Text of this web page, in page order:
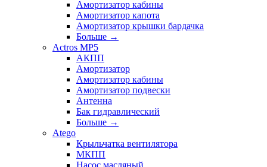
Амортизатор кабины
Амортизатор капота
Амортизатор крышки бардачка
Больше →
Actros MP5
АКПП
Амортизатор
Амортизатор кабины
Амортизатор подвески
Антенна
Бак гидравлический
Больше →
Atego
Крыльчатка вентилятора
МКПП
Насос масляный